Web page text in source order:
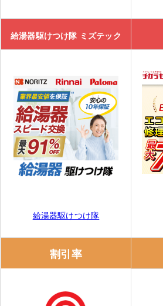
給湯器駆けつけ隊 ミズテック
給湯器駆けつけ隊
割引率